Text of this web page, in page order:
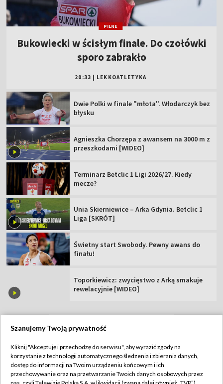
PILNE
Bukowiecki w ścisłym finale. Do czołówki
sporo zabrakło
20:33 LEKKOATLETYKA
Dwie Polki w finale "młota". Włodarczyk bez
błysku
Agnieszka Chorzępa z awansem na 3000 m z
przeszkodami [WIDEO]
Terminarz Betclic 1 Ligi 2026/27. Kiedy
mecze?
Unia Skierniewice – Arka Gdynia. Betclic 1
Liga [SKRÓT]
Świetny start Swobody. Pewny awans do
finału!
Toporkiewicz: zwycięstwo z Arką smakuje
rewelacyjnie [WIDEO]
Abonament TVP
Sklep TVP
Regulamin TVP
Polityka prywatności
Szanujemy Twoją prywatność
Kliknij "Akceptuję i przechodzę do serwisu", aby wyrazić zgody na
korzystanie z technologii automatycznego śledzenia i zbierania danych,
dostęp do informacji na Twoim urządzeniu końcowym i ich
przechowywanie oraz na przetwarzanie Twoich danych osobowych przez